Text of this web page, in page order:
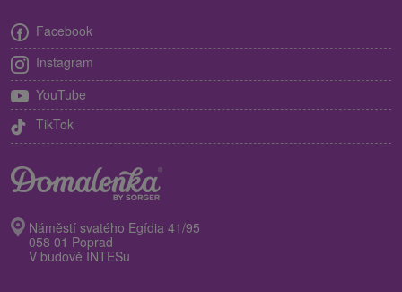
Facebook
Instagram
YouTube
TikTok
Náměstí svatého Egídia 41/95
058 01 Poprad
V budově INTESu